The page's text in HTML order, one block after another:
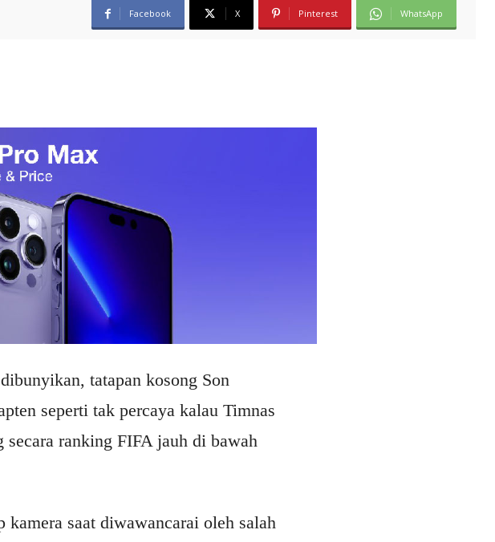
Facebook X Pinterest WhatsApp
tatapan kosong Son
seperti tak percaya kalau Timnas
ranking FIFA jauh di bawah
kamera saat diwawancarai oleh salah